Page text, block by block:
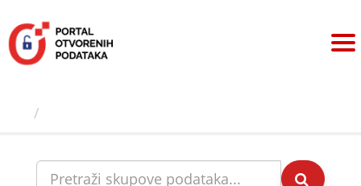
sadržaj